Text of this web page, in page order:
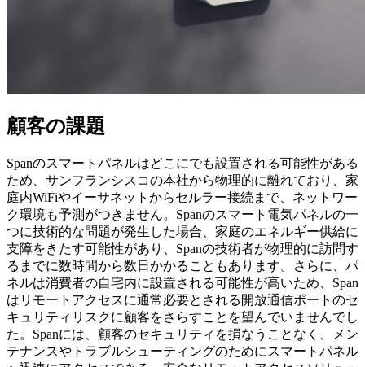
顧客の課題
Spanのスマートパネルはどこにでも設置される可能性がある
ため、サンフランシスコの本社から物理的に離れており、家
庭内WiFiやイーサネットからセルラー接続まで、ネットワー
ク環境も予測がつきません。Spanのスマート電気パネルの一
つに技術的な問題が発生した場合、家庭のエネルギー供給に
支障をきたす可能性があり、Spanの技術者が物理的に訪問す
るまでに数時間から数日かかることもあります。さらに、パ
ネルは消費者の自宅内に設置される可能性が高いため、Span
はリモートアクセスに通常必要とされる開放通信ポートのセ
キュリティリスクに顧客をさらすことを望んでいませんでし
た。Spanには、顧客のセキュリティを損なうことなく、メン
テナンスやトラブルシューティングのためにスマートパネル